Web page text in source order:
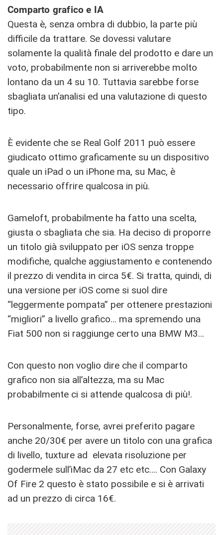
Comparto grafico e IA
Questa è, senza ombra di dubbio, la parte più
difficile da trattare. Se dovessi valutare
solamente la qualità finale del prodotto e dare un
voto, probabilmente non si arriverebbe molto
lontano da un 4 su 10. Tuttavia sarebbe forse
sbagliata un’analisi ed una valutazione di questo
tipo.
È evidente che se Real Golf 2011 può essere
giudicato ottimo graficamente su un dispositivo
quale un iPad o un iPhone ma, su Mac, è
necessario offrire qualcosa in più.
Gameloft, probabilmente ha fatto una scelta,
giusta o sbagliata che sia. Ha deciso di proporre
un titolo già sviluppato per iOS senza troppe
modifiche, qualche aggiustamento e contenendo
il prezzo di vendita in circa 5€. Si tratta, quindi, di
una versione per iOS come si suol dire
“leggermente pompata” per ottenere prestazioni
“migliori” a livello grafico… ma spremendo una
Fiat 500 non si raggiunge certo una BMW M3…
Con questo non voglio dire che il comparto
grafico non sia all’altezza, ma su Mac
probabilmente ci si attende qualcosa di più!.
Personalmente, forse, avrei preferito pagare
anche 20/30€ per avere un titolo con una grafica
di livello, tuxture ad elevata risoluzione per
godermele sull’iMac da 27 etc etc…. Con Galaxy
Of Fire 2 questo è stato possibile e si è arrivati
ad un prezzo di circa 16€.